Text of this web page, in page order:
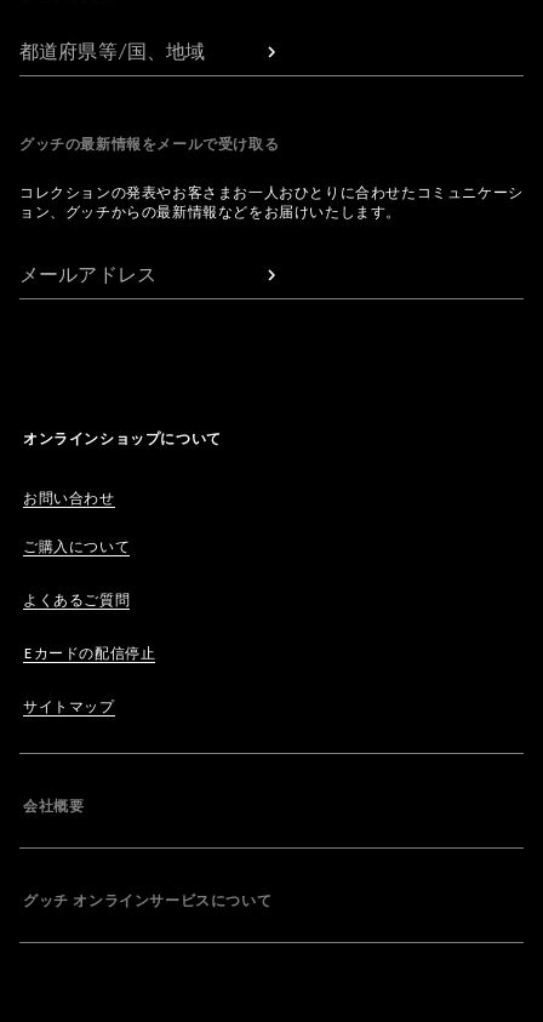
都道府県等/国、地域
グッチの最新情報をメールで受け取る
コレクションの発表やお客さまお一人おひとりに合わせたコミュニケーシ
ョン、グッチからの最新情報などをお届けいたします。
メールアドレス
オンラインショップについて
お問い合わせ
ご購入について
よくあるご質問
Eカードの配信停止
サイトマップ
会社概要
グッチ オンラインサービスについて